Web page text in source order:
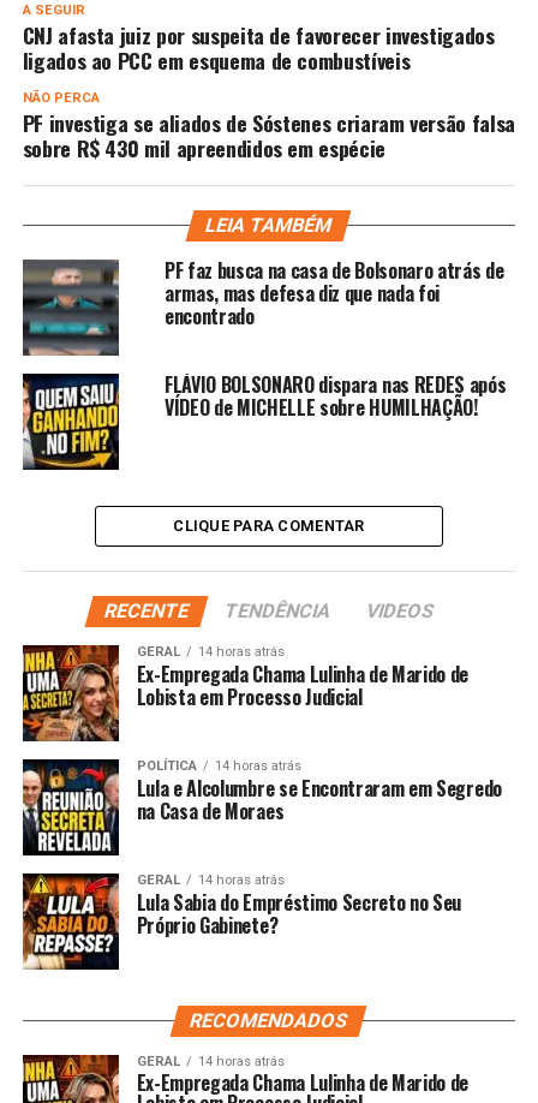
A SEGUIR
CNJ afasta juiz por suspeita de favorecer investigados
ligados ao PCC em esquema de combustíveis
NÃO PERCA
PF investiga se aliados de Sóstenes criaram versão falsa
sobre R$ 430 mil apreendidos em espécie
LEIA TAMBÉM
PF faz busca na casa de Bolsonaro atrás de
armas, mas defesa diz que nada foi
encontrado
FLÁVIO BOLSONARO dispara nas REDES após
VÍDEO de MICHELLE sobre HUMILHAÇÃO!
CLIQUE PARA COMENTAR
RECENTE TENDÊNCIA VIDEOS
GERAL 14 horas atrás
Ex-Empregada Chama Lulinha de Marido de
Lobista em Processo Judicial
POLÍTICA 14 horas atrás
Lula e Alcolumbre se Encontraram em Segredo
na Casa de Moraes
GERAL 14 horas atrás
Lula Sabia do Empréstimo Secreto no Seu
Próprio Gabinete?
RECOMENDADOS
GERAL 14 horas atrás
Ex-Empregada Chama Lulinha de Marido de